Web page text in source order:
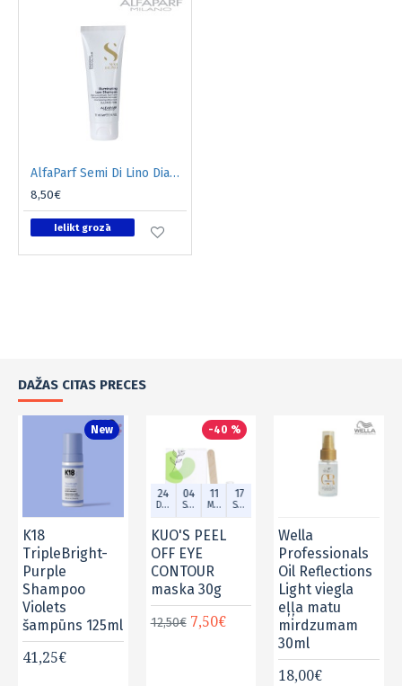
AlfaParf Semi Di Lino Diamond spīdumu piešķirošs šampūns 75ml
8,50€
Ielikt grozā
DAŽAS CITAS PRECES
New
K18
TripleBright-
Purple
Shampoo
Violets
šampūns 125ml
41,25€
-40 %
24
Dien.
04
Stund.
11
Min.
16
Sek.
KUO'S PEEL
OFF EYE
CONTOUR
maska 30g
12,50€ 7,50€
Wella
Professionals
Oil Reflections
Light viegla
eļļa matu
mirdzumam
30ml
18,00€